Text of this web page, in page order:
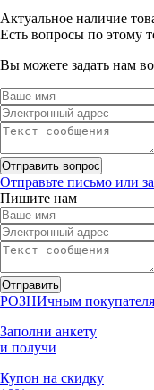
Актуальное наличие
Есть вопросы по этому
Вы можете задать нам
Отправьте письмо или
Пишите нам
РОЗНИчным
Заполни анкету
и получи
Купон на скидку